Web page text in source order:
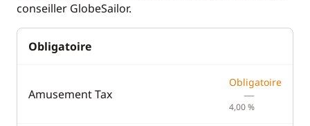
conseiller GlobeSailor.
Obligatoire
Amusement Tax
Obligatoire
—
4,00 %